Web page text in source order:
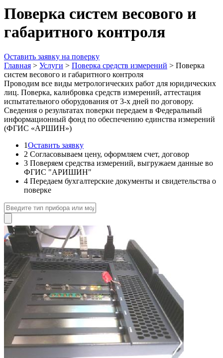
Поверка систем весового и
габаритного контроля
Оставить заявку на поверку
Главная > Услуги > Поверка средств измерений > Поверка
систем весового и габаритного контроля
Проводим все виды метрологических работ для юридических
лиц. Поверка, калибровка средств измерений, аттестация
испытательного оборудования от 3-х дней по договору.
Сведения о результатах поверки передаем в Федеральный
информационный фонд по обеспечению единства измерений
(ФГИС «АРШИН»)
1Оставить заявку
2 Согласовываем цену, оформляем счет, договор
3 Поверяем средства измерений, выгружаем данные во
ФГИС "АРИШИН"
4 Передаем бухгалтерские документы и свидетельства о
поверке